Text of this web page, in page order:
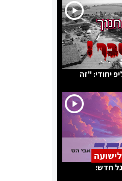
יחודי: "זה
חדש: